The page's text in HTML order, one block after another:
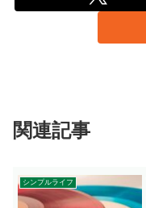
関連記事
シンプルライフ